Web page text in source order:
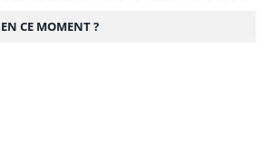
EN CE MOMENT ?